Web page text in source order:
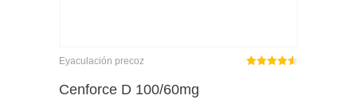
Eyaculación precoz
Cenforce D 100/60mg